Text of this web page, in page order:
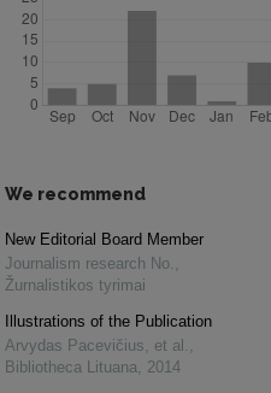
We recommend
New Editorial Board Member
Journalism research No. ,
Žurnalistikos tyrimai
Illustrations of the Publication
Arvydas Pacevičius, et al. ,
Bibliotheca Lituana, 2014